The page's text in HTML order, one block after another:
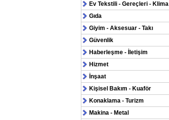
Ev Tekstili - Gereçleri - Klima
Gıda
Giyim - Aksesuar - Takı
Güvenlik
Haberleşme - İletişim
Hizmet
İnşaat
Kişisel Bakım - Kuaför
Konaklama - Turizm
Makina - Metal